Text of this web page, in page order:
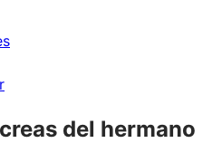
del hermano